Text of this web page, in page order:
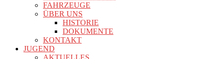
FAHRZEUGE
ÜBER UNS
HISTORIE
DOKUMENTE
KONTAKT
JUGEND
AKTUELLES